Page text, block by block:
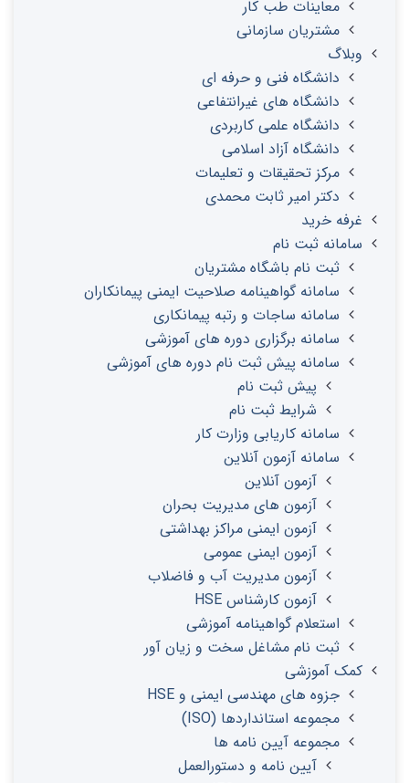
معاینات طب کار
مشتریان سازمانی
وبلاگ
دانشگاه فنی و حرفه ای
دانشگاه های غیرانتفاعی
دانشگاه علمی کاربردی
دانشگاه آزاد اسلامی
مرکز تحقیقات و تعلیمات
دکتر امیر ثابت محمدی
غرفه خرید
سامانه ثبت نام
ثبت نام باشگاه مشتریان
سامانه گواهینامه صلاحیت ایمنی پیمانکاران
سامانه ساجات و رتبه پیمانکاری
سامانه برگزاری دوره های آموزشی
سامانه پیش ثبت نام دوره های آموزشی
پیش ثبت نام
شرایط ثبت نام
سامانه کاریابی وزارت کار
سامانه آزمون آنلاین
آزمون آنلاین
آزمون های مدیریت بحران
آزمون ایمنی مراکز بهداشتی
آزمون ایمنی عمومی
آزمون مدیریت آب و فاضلاب
آزمون کارشناس HSE
استعلام گواهینامه آموزشی
ثبت نام مشاغل سخت و زیان آور
کمک آموزشی
جزوه های مهندسی ایمنی و HSE
مجموعه استانداردها (ISO)
مجموعه آیین نامه ها
آیین نامه و دستورالعمل